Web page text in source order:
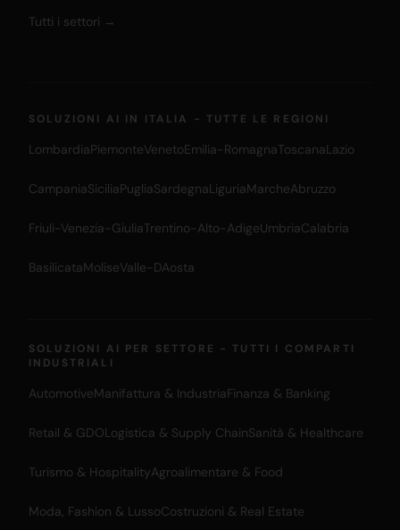
Tutti i settori →
SOLUZIONI AI IN ITALIA - TUTTE LE REGIONI
LombardiaPiemonteVenetoEmilia-RomagnaToscanaLazio
CampaniaSiciliaPugliaSardegnaLiguriaMarcheAbruzzo
Friuli-Venezia-GiuliaTrentino-Alto-AdigeUmbriaCalabria
BasilicataMoliseValle-DAosta
SOLUZIONI AI PER SETTORE - TUTTI I COMPARTI
INDUSTRIALI
AutomotiveManifattura & IndustriaFinanza & Banking
Retail & GDOLogistica & Supply ChainSanità & Healthcare
Turismo & HospitalityAgroalimentare & Food
Moda, Fashion & LussoCostruzioni & Real Estate